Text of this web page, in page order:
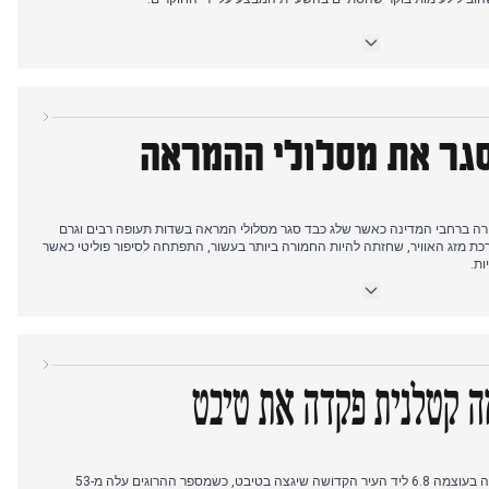
ולהצטייד במצרכים חיוניים. תינוק בן שבעה חודשים נהרג בתאונה הקשורה לקרח,
קשרים לפיצוץ הסייברטראק בלאס וגאס. הערב הביא חדשות ספורט היסטוריות כאשר לוק ליטלר בן ה-17 זכה באליפות
500,000 ליש"ט.
את מסלולי ההמראה
ברחבי המדינה כאשר שלג כבד סגר מסלולי המראה בשדות תעופה רבים וגרם
מזג האוויר, שחזתה להיות החמורה ביותר בעשור, התפתחה לסיפור פוליטי כאשר
באזור קורסק שברוסיה, בעוד חמאס שחרר סרטון חדש של בת הערובה לירי אלבג,
עם אזהרות חדשות על אוויר ארקטי מתקרב ואלפים ללא חשמל, בעוד דווח על
קטלנית פקדה את טיבט
הבוקר הביא חדשות על רעידת אדמה בעוצמה 6.8 ליד העיר הקדושה שיגצה בטיבט, כשמספר ההרוגים עלה מ-53